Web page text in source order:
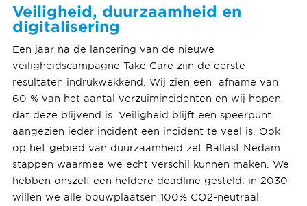
Veiligheid, duurzaamheid en
digitalisering
Een jaar na de lancering van de nieuwe
veiligheidscampagne Take Care zijn de eerste
resultaten indrukwekkend. Wij zien een afname van
60 % van het aantal verzuimincidenten en wij hopen
dat deze blijvend is. Veiligheid blijft een speerpunt
aangezien ieder incident een incident te veel is. Ook
op het gebied van duurzaamheid zet Ballast Nedam
stappen waarmee we echt verschil kunnen maken. We
hebben onszelf een heldere deadline gesteld: in 2030
willen we alle bouwplaatsen 100% CO2-neutraal